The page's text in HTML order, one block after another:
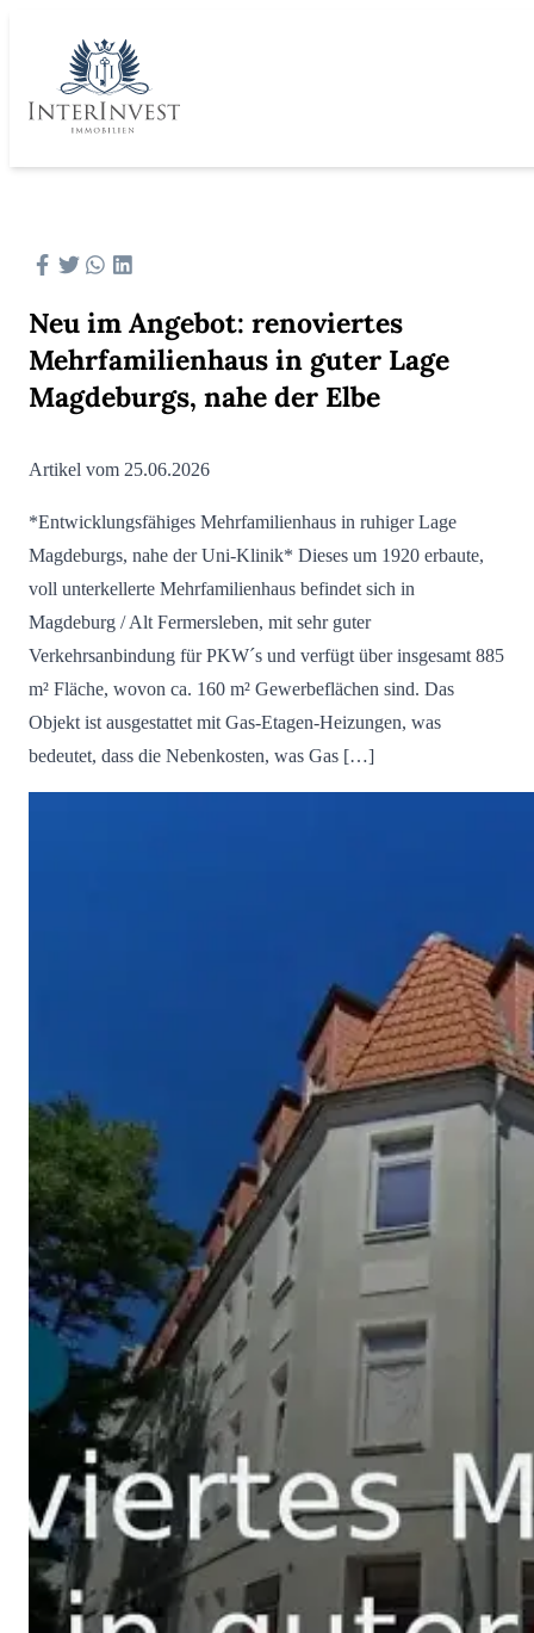
Neu im Angebot: renoviertes
Mehrfamilienhaus in guter Lage
Magdeburgs, nahe der Elbe
Artikel vom 25.06.2026
*Entwicklungsfähiges Mehrfamilienhaus in ruhiger Lage
Magdeburgs, nahe der Uni-Klinik* Dieses um 1920 erbaute,
voll unterkellerte Mehrfamilienhaus befindet sich in
Magdeburg / Alt Fermersleben, mit sehr guter
Verkehrsanbindung für PKW´s und verfügt über insgesamt 885
m² Fläche, wovon ca. 160 m² Gewerbeflächen sind. Das
Objekt ist ausgestattet mit Gas-Etagen-Heizungen, was
bedeutet, dass die Nebenkosten, was Gas […]